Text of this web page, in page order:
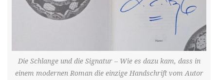
Die Schlange und die Signatur – Wie es dazu kam, dass in
einem modernen Roman die einzige Handschrift vom Autor